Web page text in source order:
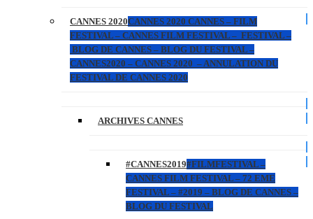
CANNES 2020CANNES 2020 CANNES – FILM
FESTIVAL – CANNES FILM FESTIVAL – FESTIVAL –
BLOG DE CANNES – BLOG DU FESTIVAL –
CANNES2020 – CANNES 2020 – ANNULATION DU
FESTIVAL DE CANNES 2020
ARCHIVES CANNES
#CANNES2019#FILMFESTIVAL –
CANNES FILM FESTIVAL – 72 EME
FESTIVAL – #2019 – BLOG DE CANNES –
BLOG DU FESTIVAL